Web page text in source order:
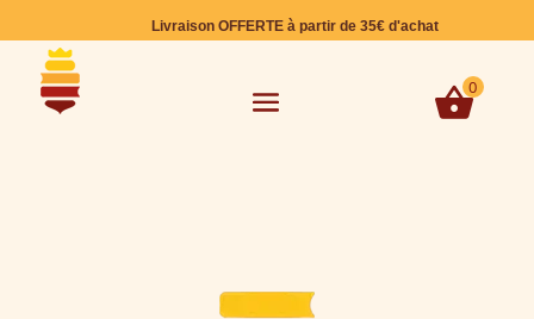
Livraison OFFERTE à partir de 35€ d'achat
0